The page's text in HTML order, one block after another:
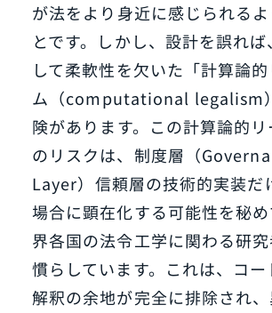
が法をより身近に感じられる
とです。しかし、設計を誤れ
して柔軟性を欠いた「計算論
ム（computational legalism
険があります。この計算論的
のリスクは、制度層（
Layer）信頼層の技術的実装だ
場合に顕在化する可能性を秘
界各国の法令工学に関わる研
慣らしています。これは、コー
解釈の余地が完全に排除され